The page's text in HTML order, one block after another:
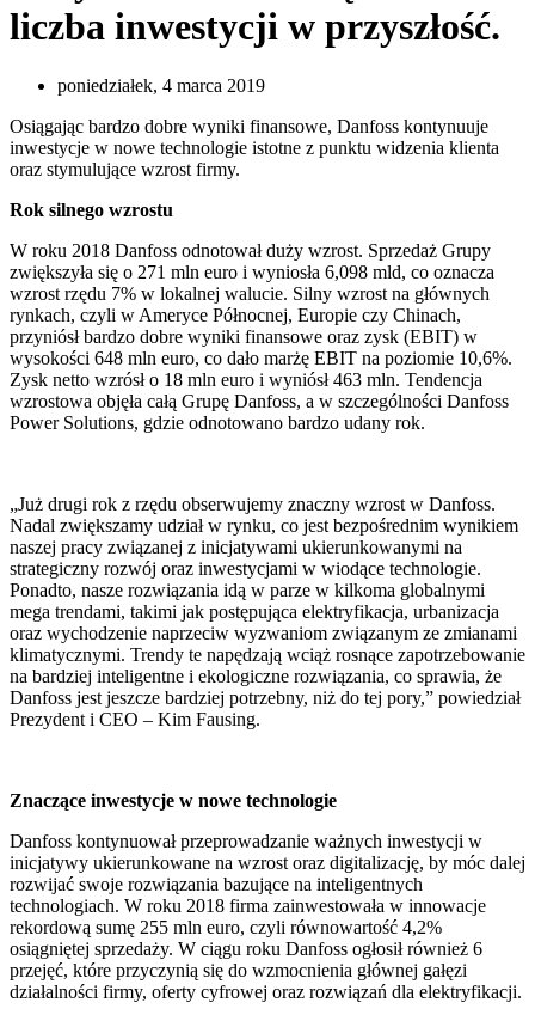
liczba inwestycji w przyszłość.
poniedziałek, 4 marca 2019
Osiągając bardzo dobre wyniki finansowe, Danfoss kontynuuje
inwestycje w nowe technologie istotne z punktu widzenia klienta
oraz stymulujące wzrost firmy.
Rok silnego wzrostu
W roku 2018 Danfoss odnotował duży wzrost. Sprzedaż Grupy
zwiększyła się o 271 mln euro i wyniosła 6,098 mld, co oznacza
wzrost rzędu 7% w lokalnej walucie. Silny wzrost na głównych
rynkach, czyli w Ameryce Północnej, Europie czy Chinach,
przyniósł bardzo dobre wyniki finansowe oraz zysk (EBIT) w
wysokości 648 mln euro, co dało marżę EBIT na poziomie 10,6%.
Zysk netto wzrósł o 18 mln euro i wyniósł 463 mln. Tendencja
wzrostowa objęła całą Grupę Danfoss, a w szczególności Danfoss
Power Solutions, gdzie odnotowano bardzo udany rok.
„Już drugi rok z rzędu obserwujemy znaczny wzrost w Danfoss.
Nadal zwiększamy udział w rynku, co jest bezpośrednim wynikiem
naszej pracy związanej z inicjatywami ukierunkowanymi na
strategiczny rozwój oraz inwestycjami w wiodące technologie.
Ponadto, nasze rozwiązania idą w parze w kilkoma globalnymi
mega trendami, takimi jak postępująca elektryfikacja, urbanizacja
oraz wychodzenie naprzeciw wyzwaniom związanym ze zmianami
klimatycznymi. Trendy te napędzają wciąż rosnące zapotrzebowanie
na bardziej inteligentne i ekologiczne rozwiązania, co sprawia, że
Danfoss jest jeszcze bardziej potrzebny, niż do tej pory,” powiedział
Prezydent i CEO – Kim Fausing.
Znaczące inwestycje w nowe technologie
Danfoss kontynuował przeprowadzanie ważnych inwestycji w
inicjatywy ukierunkowane na wzrost oraz digitalizację, by móc dalej
rozwijać swoje rozwiązania bazujące na inteligentnych
technologiach. W roku 2018 firma zainwestowała w innowacje
rekordową sumę 255 mln euro, czyli równowartość 4,2%
osiągniętej sprzedaży. W ciągu roku Danfoss ogłosił również 6
przejęć, które przyczynią się do wzmocnienia głównej gałęzi
działalności firmy, oferty cyfrowej oraz rozwiązań dla elektryfikacji.